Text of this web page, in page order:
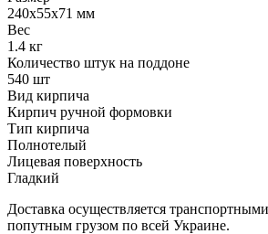
240х55х71 мм
Вес
1.4 кг
Количество штук на поддоне
540 шт
Вид кирпича
Кирпич ручной формовки
Тип кирпича
Полнотелый
Лицевая поверхность
Гладкий
Доставка осуществляется
попутным грузом по всей Украине.